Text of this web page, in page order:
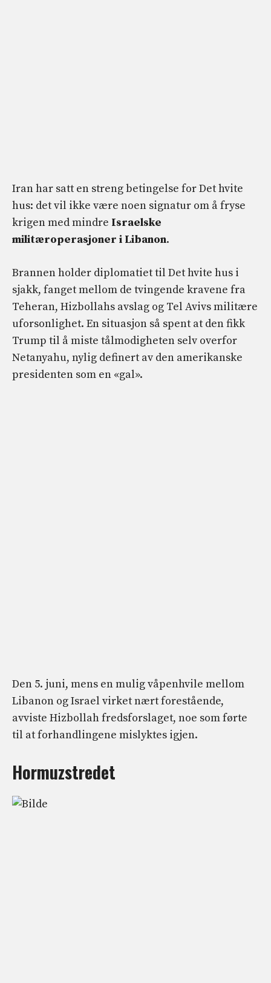
Iran har satt en streng betingelse for Det hvite
hus: det vil ikke være noen signatur om å fryse
krigen med mindre Israelske
militæroperasjoner i Libanon.
Brannen holder diplomatiet til Det hvite hus i
sjakk, fanget mellom de tvingende kravene fra
Teheran, Hizbollahs avslag og Tel Avivs militære
uforsonlighet. En situasjon så spent at den fikk
Trump til å miste tålmodigheten selv overfor
Netanyahu, nylig definert av den amerikanske
presidenten som en «gal».
Den 5. juni, mens en mulig våpenhvile mellom
Libanon og Israel virket nært forestående,
avviste Hizbollah fredsforslaget, noe som førte
til at forhandlingene mislyktes igjen.
Hormuzstredet